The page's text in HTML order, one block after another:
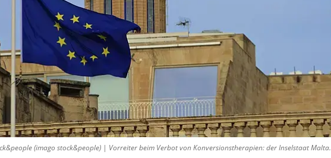
(imago stock&people) | Vorreiter beim Verbot von Konversionstherapien: der Inselstaat Malta.